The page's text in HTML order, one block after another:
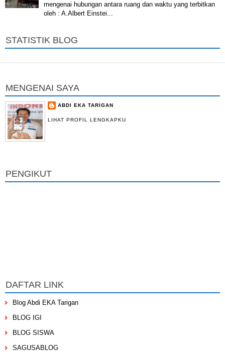
mengenai hubungan antara ruang dan waktu yang terbitkan
oleh : A.Albert Einstei...
STATISTIK BLOG
MENGENAI SAYA
ABDI EKA TARIGAN
LIHAT PROFIL LENGKAPKU
PENGIKUT
DAFTAR LINK
Blog Abdi EKA Tarigan
BLOG IGI
BLOG SISWA
SAGUSABLOG